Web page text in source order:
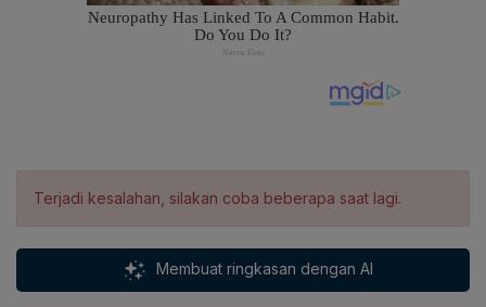
Terjadi kesalahan, silakan coba beberapa saat lagi.
Membuat ringkasan dengan AI